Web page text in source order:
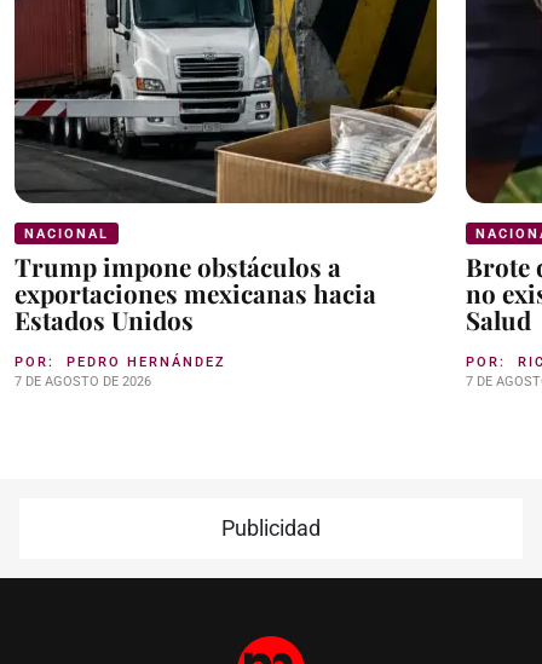
NACIONAL
Trump impone obstáculos a
exportaciones mexicanas hacia
Estados Unidos
POR: PEDRO HERNÁNDEZ
7 DE AGOSTO DE 2026
Brote
no
Salud
POR:
7 DE
Publicidad